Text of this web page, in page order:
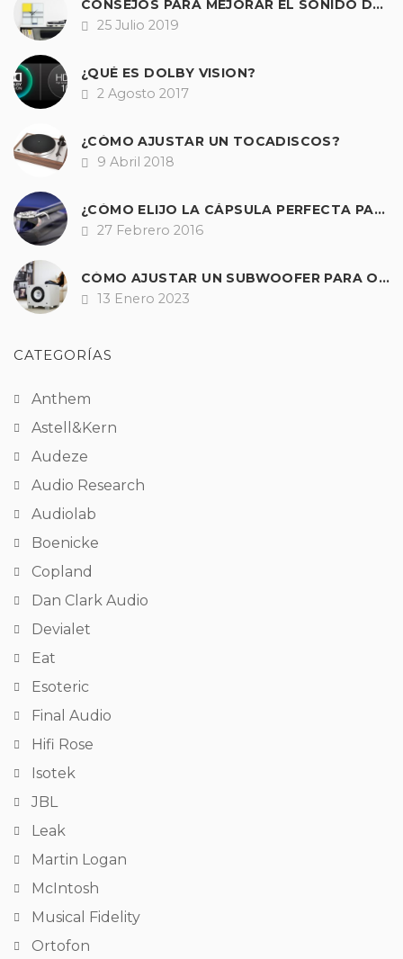
CONSEJOS PARA MEJORAR EL SONIDO DE CUALQUIER TOCADISCOS
Fecha
25 Julio 2019
¿QUÉ ES DOLBY VISION?
Fecha
2 Agosto 2017
¿CÓMO AJUSTAR UN TOCADISCOS?
Fecha
9 Abril 2018
¿CÓMO ELIJO LA CÁPSULA PERFECTA PARA MI GIRADISCOS?
Fecha
27 Febrero 2016
CÓMO AJUSTAR UN SUBWOOFER PARA OBTENER UNOS GRAVES PERFECTOS EN HI-FI Y A/V
Fecha
13 Enero 2023
CATEGORÍAS
Anthem
Astell&Kern
Audeze
Audio Research
Audiolab
Boenicke
Copland
Dan Clark Audio
Devialet
Eat
Esoteric
Final Audio
Hifi Rose
Isotek
JBL
Leak
Martin Logan
McIntosh
Musical Fidelity
Ortofon